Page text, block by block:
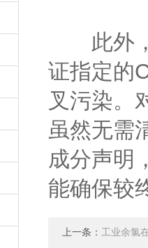
此外
证指定的
叉污染。
虽然无需
成分声明
能确保较
上一条： 工业余氯